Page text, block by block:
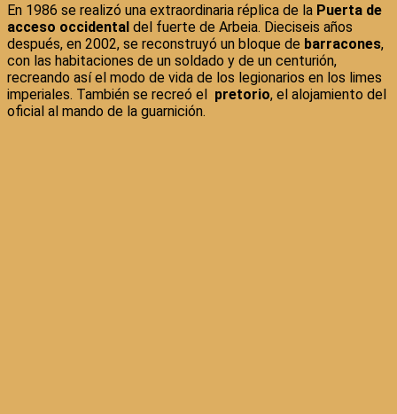
En 1986 se realizó una extraordinaria réplica de la Puerta de
acceso occidental del fuerte de Arbeia. Dieciseis años
después, en 2002, se reconstruyó un bloque de barracones,
con las habitaciones de un soldado y de un centurión,
recreando así el modo de vida de los legionarios en los limes
imperiales. También se recreó el pretorio, el alojamiento del
oficial al mando de la guarnición.